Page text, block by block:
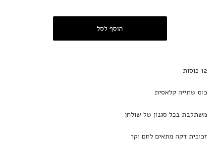
12 כוסות
כוס שתייה קלאסית
משתלבת בכל סגנון של שולחן
זכוכית דקה מתאים לחם וקר